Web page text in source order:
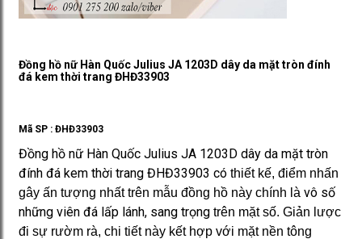
Đồng hồ nữ Hàn Quốc Julius JA 1203D dây da mặt tròn đính
đá kem thời trang ĐHĐ33903
Mã SP : ĐHĐ33903
Đồng hồ nữ Hàn Quốc Julius JA 1203D dây da mặt tròn
đính đá kem thời trang ĐHĐ33903 có thiết kế, điểm nhấn
gây ấn tượng nhất trên mẫu đồng hồ này chính là vô số
những viên đá lấp lánh, sang trọng trên mặt số. Giản lược
đi sự rườm rà, chi tiết này kết hợp với mặt nền tông